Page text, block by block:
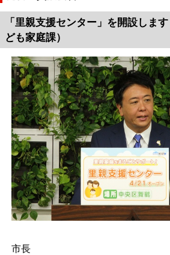
「里親支援センター」を開設しま
ども家庭課）
市長